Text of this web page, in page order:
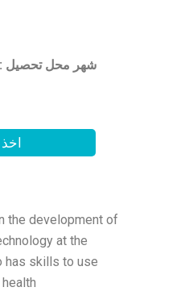
the development of
at the
has skills to use